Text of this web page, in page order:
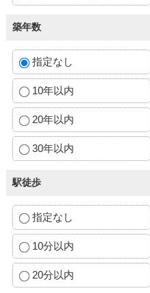
築年数
指定なし
10年以内
20年以内
30年以内
駅徒歩
指定なし
10分以内
20分以内